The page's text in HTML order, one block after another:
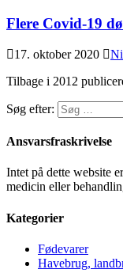
Flere Covid-19
17. oktober 2020
Tilbage i 2012
Søg efter:
Ansvarsfraskrivelse
Intet på dette website
medicin eller
Kategorier
Fødevarer
Havebrug,